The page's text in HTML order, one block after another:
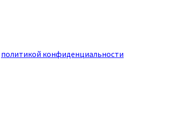
политикой конфиденциальности